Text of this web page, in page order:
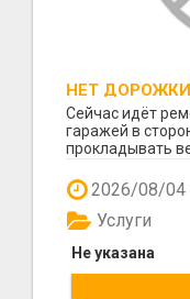
НЕТ
Сейчас идёт
гаражей в
прокладывать
2026/08/04
Не указана
Услуги